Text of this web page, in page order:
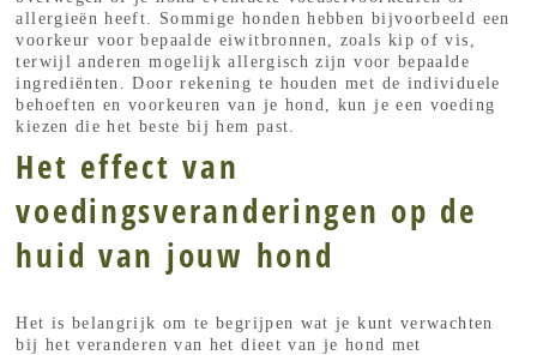
allergieën heeft. Sommige honden hebben bijvoorbeeld een
voorkeur voor bepaalde eiwitbronnen, zoals kip of vis,
terwijl anderen mogelijk allergisch zijn voor bepaalde
ingrediënten. Door rekening te houden met de individuele
behoeften en voorkeuren van je hond, kun je een voeding
kiezen die het beste bij hem past.
Het effect van
voedingsveranderingen op de
huid van jouw hond
Het is belangrijk om te begrijpen wat je kunt verwachten
bij het veranderen van het dieet van je hond met